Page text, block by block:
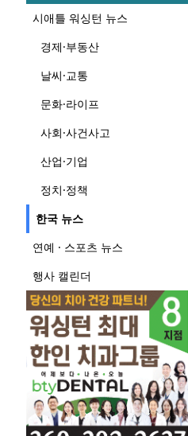
시애틀 워싱턴 뉴스
경제·부동산
날씨·교통
문화·라이프
사회·사건사고
산업·기업
정치·정책
한국 뉴스
연예 · 스포츠 뉴스
행사 캘린더